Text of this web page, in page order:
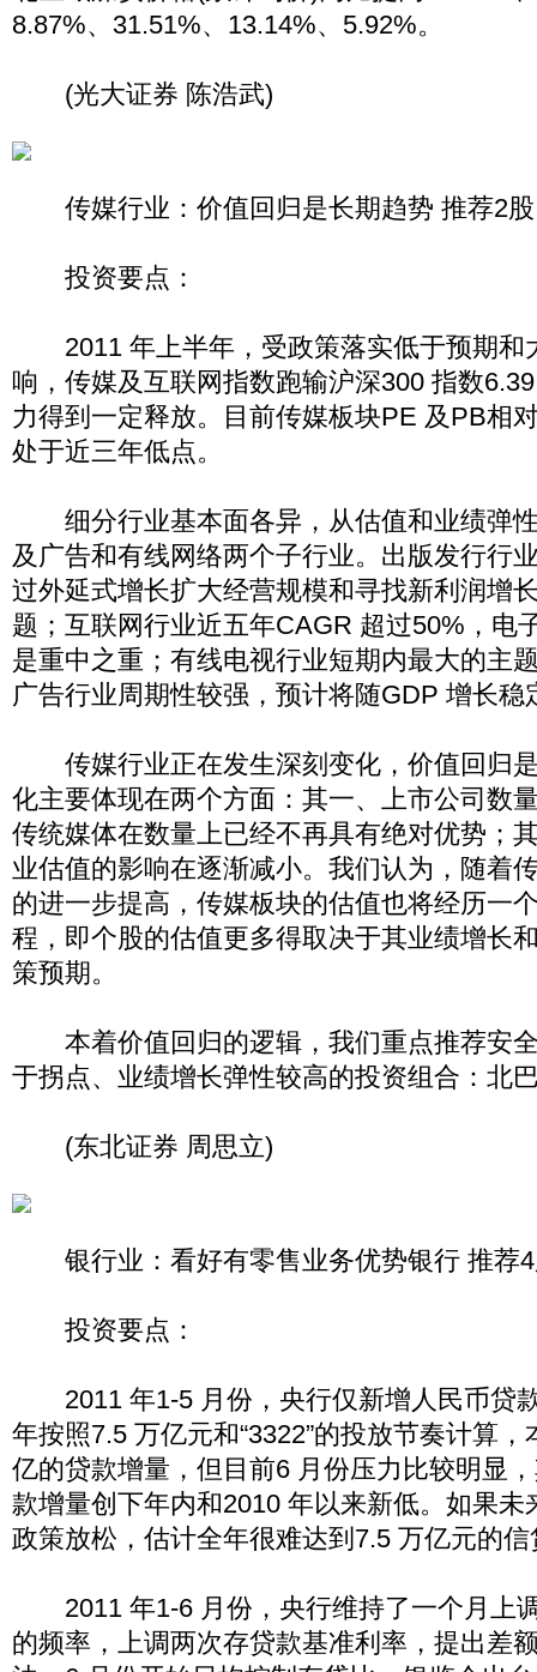
8.87%、31.51%、13.14%、5.92%。
(光大证券 陈浩武)
传媒行业：价值回归是长期趋势 推荐2股
投资要点：
2011 年上半年，受政策落实低于预期和
响，传媒及互联网指数跑输沪深300 指数
力得到一定释放。目前传媒板块PE 及PB相
处于近三年低点。
细分行业基本面各异，从估值和业绩弹
及广告和有线网络两个子行业。出版发行行
过外延式增长扩大经营规模和寻找新利润增
题；互联网行业近五年CAGR 超过50%，电
是重中之重；有线电视行业短期内最大的主
广告行业周期性较强，预计将随GDP 增长稳
传媒行业正在发生深刻变化，价值回归
化主要体现在两个方面：其一、上市公司数
传统媒体在数量上已经不再具有绝对优势；
业估值的影响在逐渐减小。我们认为，随着
的进一步提高，传媒板块的估值也将经历一
程，即个股的估值更多得取决于其业绩增长
策预期。
本着价值回归的逻辑，我们重点推荐安
于拐点、业绩增长弹性较高的投资组合：北
(东北证券 周思立)
银行业：看好有零售业务优势银行 推荐
投资要点：
2011 年1-5 月份，央行仅新增人民币贷
年按照7.5 万亿元和“3322”的投放节奏计算
亿的贷款增量，但目前6 月份压力比较明显
款增量创下年内和2010 年以来新低。如果未
政策放松，估计全年很难达到7.5 万亿元的
2011 年1-6 月份，央行维持了一个月上
的频率，上调两次存贷款基准利率，提出差